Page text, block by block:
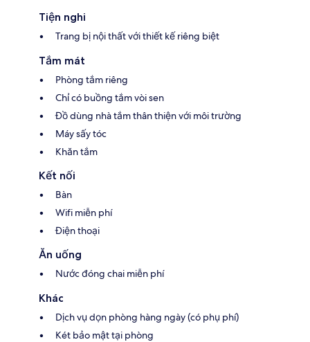
Tiện nghi
Trang bị nội thất với thiết kế riêng biệt
Tắm mát
Phòng tắm riêng
Chỉ có buồng tắm vòi sen
Đồ dùng nhà tắm thân thiện với môi trường
Máy sấy tóc
Khăn tắm
Kết nối
Bàn
Wifi miễn phí
Điện thoại
Ăn uống
Nước đóng chai miễn phí
Khác
Dịch vụ dọn phòng hàng ngày (có phụ phí)
Két bảo mật tại phòng